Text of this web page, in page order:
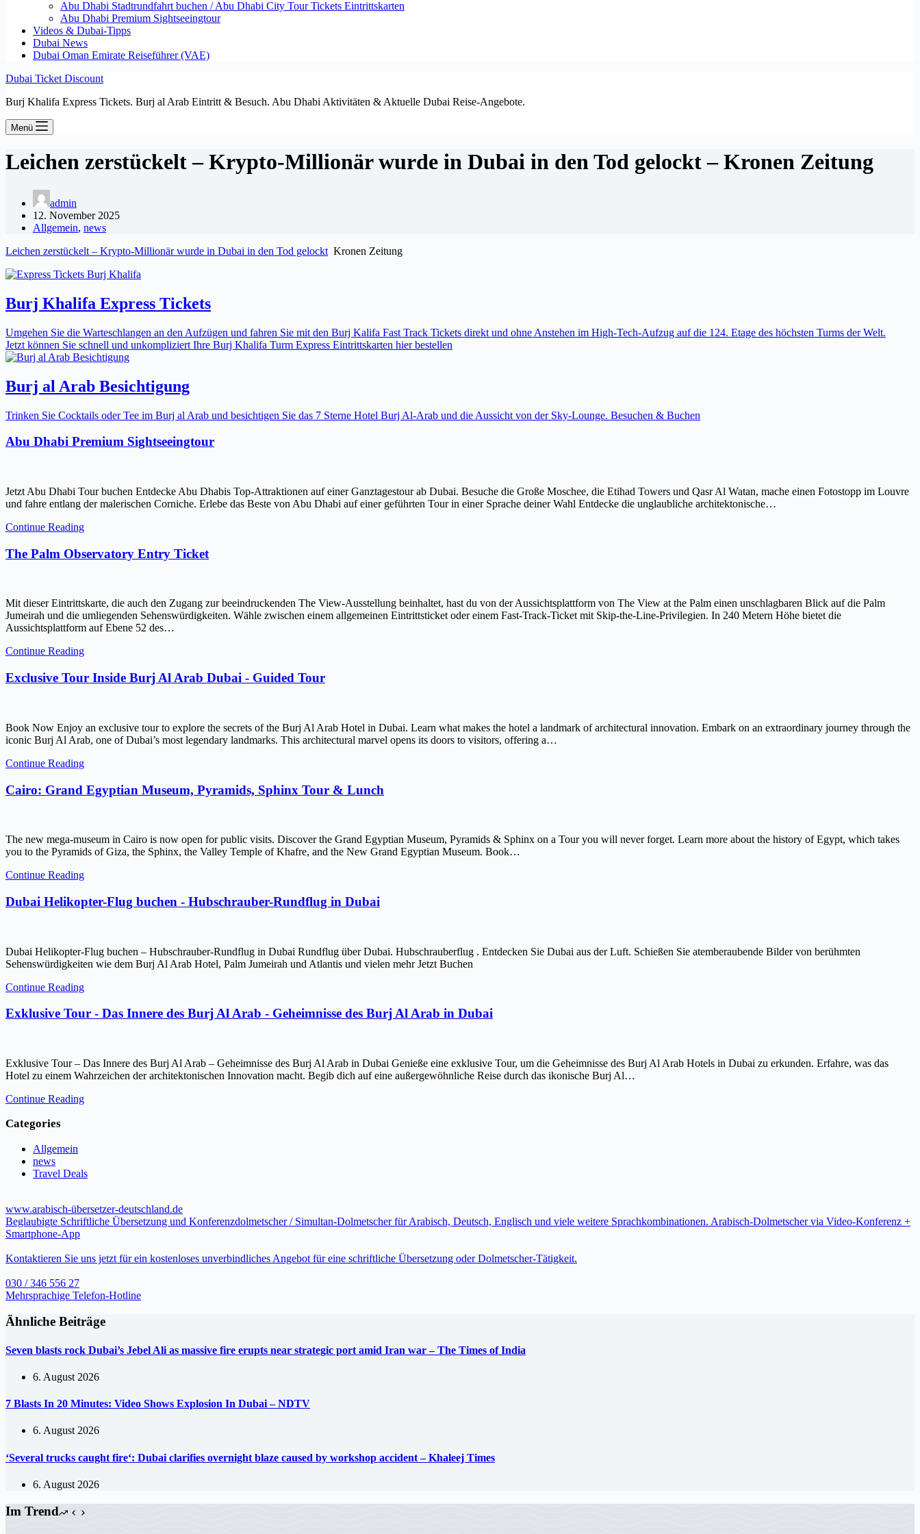
Abu Dhabi Stadtrundfahrt buchen / Abu Dhabi City Tour Tickets Eintrittskarten
Abu Dhabi Premium Sightseeingtour
Videos & Dubai-Tipps
Dubai News
Dubai Oman Emirate Reiseführer (VAE)
Dubai Ticket Discount
Burj Khalifa Express Tickets. Burj al Arab Eintritt & Besuch. Abu Dhabi Aktivitäten & Aktuelle Dubai Reise-Angebote.
Menü
Leichen zerstückelt – Krypto-Millionär wurde in Dubai in den Tod gelockt – Kronen Zeitung
admin
12. November 2025
Allgemein, news
Leichen zerstückelt – Krypto-Millionär wurde in Dubai in den Tod gelockt Kronen Zeitung
Burj Khalifa Express Tickets
Umgehen Sie die Warteschlangen an den Aufzügen und fahren Sie mit den Burj Kalifa Fast Track Tickets direkt und ohne Anstehen im High-Tech-Aufzug auf die 124. Etage des höchsten Turms der Welt.
Jetzt können Sie schnell und unkompliziert Ihre Burj Khalifa Turm Express Eintrittskarten hier bestellen
Burj al Arab Besichtigung
Trinken Sie Cocktails oder Tee im Burj al Arab und besichtigen Sie das 7 Sterne Hotel Burj Al-Arab und die Aussicht von der Sky-Lounge. Besuchen & Buchen
Abu Dhabi Premium Sightseeingtour
Jetzt Abu Dhabi Tour buchen Entdecke Abu Dhabis Top-Attraktionen auf einer Ganztagestour ab Dubai. Besuche die Große Moschee, die Etihad Towers und Qasr Al Watan, mache einen Fotostopp im Louvre
und fahre entlang der malerischen Corniche. Erlebe das Beste von Abu Dhabi auf einer geführten Tour in einer Sprache deiner Wahl Entdecke die unglaubliche architektonische…
Continue Reading
The Palm Observatory Entry Ticket
Mit dieser Eintrittskarte, die auch den Zugang zur beeindruckenden The View-Ausstellung beinhaltet, hast du von der Aussichtsplattform von The View at the Palm einen unschlagbaren Blick auf die Palm
Jumeirah und die umliegenden Sehenswürdigkeiten. Wähle zwischen einem allgemeinen Eintrittsticket oder einem Fast-Track-Ticket mit Skip-the-Line-Privilegien. In 240 Metern Höhe bietet die
Aussichtsplattform auf Ebene 52 des…
Continue Reading
Exclusive Tour Inside Burj Al Arab Dubai - Guided Tour
Book Now Enjoy an exclusive tour to explore the secrets of the Burj Al Arab Hotel in Dubai. Learn what makes the hotel a landmark of architectural innovation. Embark on an extraordinary journey through the
iconic Burj Al Arab, one of Dubai’s most legendary landmarks. This architectural marvel opens its doors to visitors, offering a…
Continue Reading
Cairo: Grand Egyptian Museum, Pyramids, Sphinx Tour & Lunch
The new mega-museum in Cairo is now open for public visits. Discover the Grand Egyptian Museum, Pyramids & Sphinx on a Tour you will never forget. Learn more about the history of Egypt, which takes
you to the Pyramids of Giza, the Sphinx, the Valley Temple of Khafre, and the New Grand Egyptian Museum. Book…
Continue Reading
Dubai Helikopter-Flug buchen - Hubschrauber-Rundflug in Dubai
Dubai Helikopter-Flug buchen – Hubschrauber-Rundflug in Dubai Rundflug über Dubai. Hubschrauberflug . Entdecken Sie Dubai aus der Luft. Schießen Sie atemberaubende Bilder von berühmten
Sehenswürdigkeiten wie dem Burj Al Arab Hotel, Palm Jumeirah und Atlantis und vielen mehr Jetzt Buchen
Continue Reading
Exklusive Tour - Das Innere des Burj Al Arab - Geheimnisse des Burj Al Arab in Dubai
Exklusive Tour – Das Innere des Burj Al Arab – Geheimnisse des Burj Al Arab in Dubai Genieße eine exklusive Tour, um die Geheimnisse des Burj Al Arab Hotels in Dubai zu erkunden. Erfahre, was das
Hotel zu einem Wahrzeichen der architektonischen Innovation macht. Begib dich auf eine außergewöhnliche Reise durch das ikonische Burj Al…
Continue Reading
Categories
Allgemein
news
Travel Deals
www.arabisch-übersetzer-deutschland.de
Beglaubigte Schriftliche Übersetzung und Konferenzdolmetscher / Simultan-Dolmetscher für Arabisch, Deutsch, Englisch und viele weitere Sprachkombinationen. Arabisch-Dolmetscher via Video-Konferenz +
Smartphone-App
Kontaktieren Sie uns jetzt für ein kostenloses unverbindliches Angebot für eine schriftliche Übersetzung oder Dolmetscher-Tätigkeit.
030 / 346 556 27
Mehrsprachige Telefon-Hotline
Ähnliche Beiträge
Seven blasts rock Dubai’s Jebel Ali as massive fire erupts near strategic port amid Iran war – The Times of India
6. August 2026
7 Blasts In 20 Minutes: Video Shows Explosion In Dubai – NDTV
6. August 2026
‘Several trucks caught fire‘: Dubai clarifies overnight blaze caused by workshop accident – Khaleej Times
6. August 2026
Im Trend